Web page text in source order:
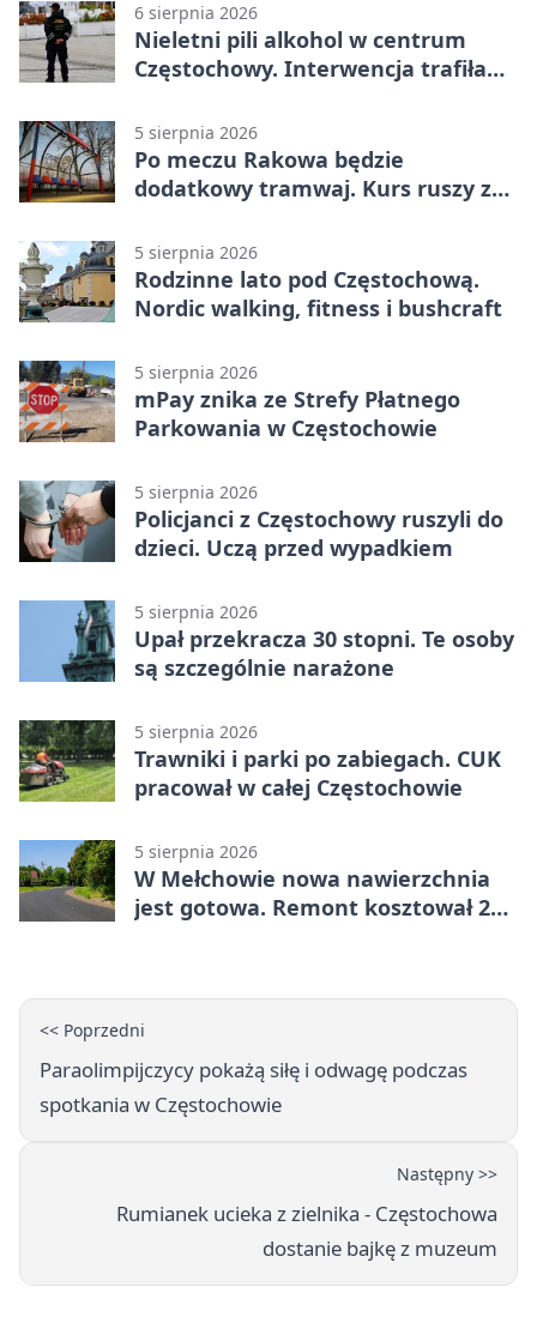
6 sierpnia 2026
Nieletni pili alkohol w centrum
Częstochowy. Interwencja trafiła
5 sierpnia 2026
Po meczu Rakowa będzie
dodatkowy tramwaj. Kurs ruszy ze
5 sierpnia 2026
Rodzinne lato pod Częstochową.
Nordic walking, fitness i bushcraft
5 sierpnia 2026
mPay znika ze Strefy Płatnego
Parkowania w Częstochowie
5 sierpnia 2026
Policjanci z Częstochowy ruszyli do
dzieci. Uczą przed wypadkiem
5 sierpnia 2026
Upał przekracza 30 stopni. Te osoby
są szczególnie narażone
5 sierpnia 2026
Trawniki i parki po zabiegach. CUK
pracował w całej Częstochowie
5 sierpnia 2026
W Mełchowie nowa nawierzchnia
jest gotowa. Remont kosztował 222
<< Poprzedni
Paraolimpijczycy pokażą siłę i odwagę podczas
spotkania w Częstochowie
Następny >>
Rumianek ucieka z zielnika - Częstochowa
dostanie bajkę z muzeum